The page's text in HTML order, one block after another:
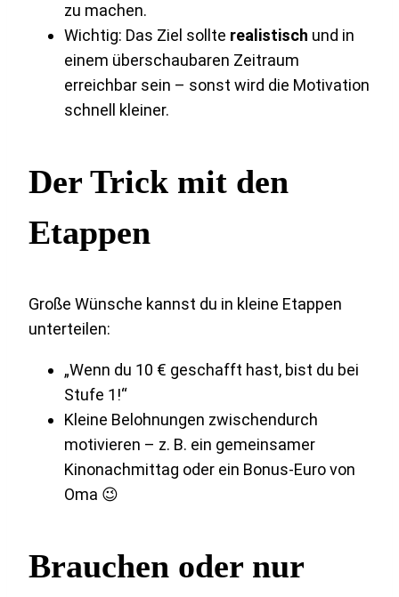
zu machen.
Wichtig: Das Ziel sollte realistisch und in
einem überschaubaren Zeitraum
erreichbar sein – sonst wird die Motivation
schnell kleiner.
Der Trick mit den
Etappen
Große Wünsche kannst du in kleine Etappen
unterteilen:
„Wenn du 10 € geschafft hast, bist du bei
Stufe 1!“
Kleine Belohnungen zwischendurch
motivieren – z. B. ein gemeinsamer
Kinonachmittag oder ein Bonus-Euro von
Oma 😉
Brauchen oder nur